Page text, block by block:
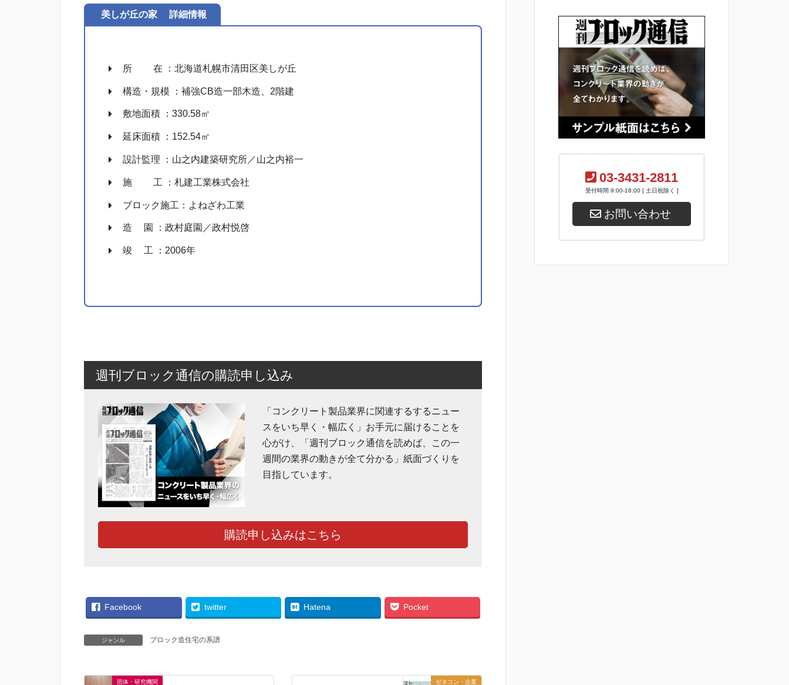
美しが丘の家 詳細情報
所 在 ：北海道札幌市清田区美しが丘
構造・規模 ：補強CB造一部木造、2階建
敷地面積 ：330.58㎡
延床面積 ：152.54㎡
設計監理 ：山之内建築研究所／山之内裕一
施 工 ：札建工業株式会社
ブロック施工：よねざわ工業
造 園 ：政村庭園／政村悦啓
竣 工 ：2006年
週刊ブロック通信の購読申し込み
「コンクリート製品業界に関連するするニュー
スをいち早く・幅広く」お手元に届けることを
心がけ、「週刊ブロック通信を読めば、この一
週間の業界の動きが全て分かる」紙面づくりを
目指しています。
購読申し込みはこちら
Facebook twitter Hatena Pocket
ジャンル ブロック造住宅の系譜
団体・研究機関 ゼネコン・企業
03-3431-2811
受付時間 9:00-18:00 [ 土日祝除く ]
お問い合わせ